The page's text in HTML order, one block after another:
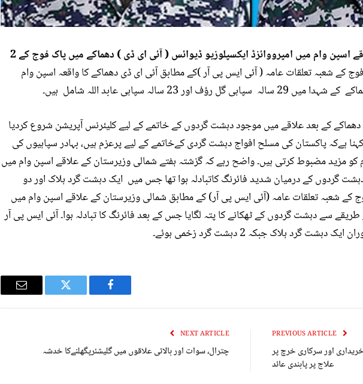
شمالی وزیرستان کے علاقے اسپن وام میں امپرووائزڈ ایکسپلوزیو ڈیوائس ( آئی ای ڈی ) دھماکے میں پاک فوج کے 2
کے شعبہ تعلقات عامہ ( آئی ایس پی آر )کے مطابق آئی ای ڈی دھماکے کا واقعہ اسپن وام
اور 23 سالہ سپاہی عابد اللہ شامل ہیں۔
کے بعد علاقے میں موجود دہشت گردوں کے خاتمے کے لیے کلیئرنس آپریشن شروع کردیا
ہےکہ پاکستان کی مسلح افواج دہشت گردی کےخاتمے کے لیے پرعزم ہیں، بہادر سپاہیوں کی
کو مزید مضبوط کرتی ہیں۔ واضح رہے کہ گزشتہ ہفتے شمالی وزیرستان کے علاقے اسپن وام میں
گردوں کے درمیان شدید فائرنگ کاتبادلہ ہوا تھا جس میں ایک دہشت گرد ہلاک اور دو
کے شعبہ تعلقات عامہ (آئی ایس پی آر) کے مطابق شمالی وزیرستان کے علاقے اسپن وام میں
سے دہشت گردوں کے ٹھکانے کا پتہ لگایا جس کے بعد فائرنگ کا تبادلہ ہوا۔ آئی ایس پی آر
گرد ہلاک جبکہ 2 دہشت گرد زخمی ہوئے۔
Facebook
Twitter
Email
اور سرکاری خرچ پر
علاج پر پابندی عائد
NEXT ARTICLE
چترال، سوات اور بالائی علاقوں میں گلیشئرپگھلنےکا خدشہ